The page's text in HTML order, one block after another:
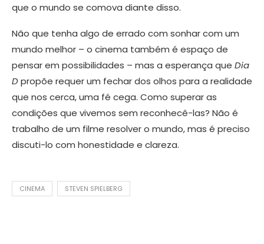
que o mundo se comova diante disso.
Não que tenha algo de errado com sonhar com um
mundo melhor – o cinema também é espaço de
pensar em possibilidades – mas a esperança que Dia
Dpropõe requer um fechar dos olhos para a realidade
que nos cerca, uma fé cega. Como superar as
condições que vivemos sem reconhecê-las? Não é
trabalho de um filme resolver o mundo, mas é preciso
discuti-lo com honestidade e clareza.
CINEMA STEVEN SPIELBERG